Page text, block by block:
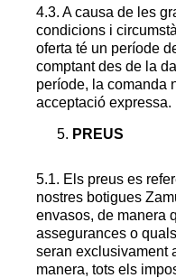
4.3. A causa de les
condicions i
oferta té un període
comptant des de la
període, la comanda
acceptació expressa.
PREUS
5.1. Els preus es
nostres botigues
envasos, de manera
assegurances o
seran exclusivament
manera, tots els